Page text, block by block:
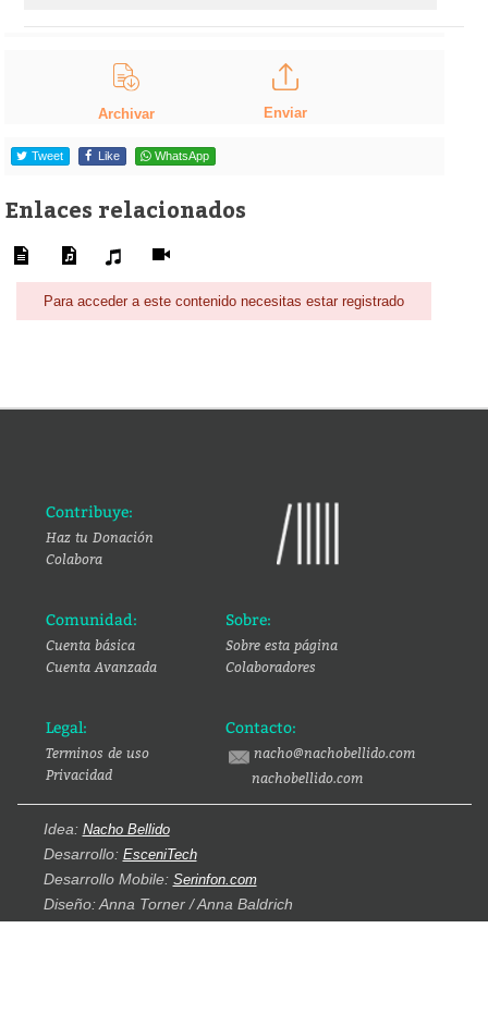
Archivar Enviar
Tweet Like WhatsApp
Enlaces relacionados
Para acceder a este contenido necesitas estar registrado
Contribuye:
Haz tu Donación
Colabora
Comunidad:
Cuenta básica
Cuenta Avanzada
Sobre:
Sobre esta página
Colaboradores
Legal:
Terminos de uso
Privacidad
Contacto:
nacho@nachobellido.com
nachobellido.com
Idea: Nacho Bellido
Desarrollo: EsceniTech
Desarrollo Mobile: Serinfon.com
Diseño: Anna Torner / Anna Baldrich